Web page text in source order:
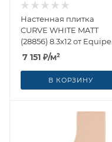
Настенная плитка
CURVE WHITE MATT
(28856) 8.3x12 от Equipe
Ceramicas (Испания)
7 151 ₽/м²
В КОРЗИНУ